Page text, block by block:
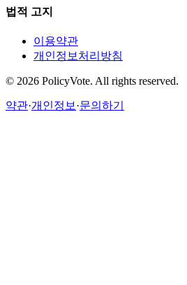
법적 고지
이용약관
개인정보처리방침
© 2026 PolicyVote. All rights reserved.
약관·개인정보 ·문의하기